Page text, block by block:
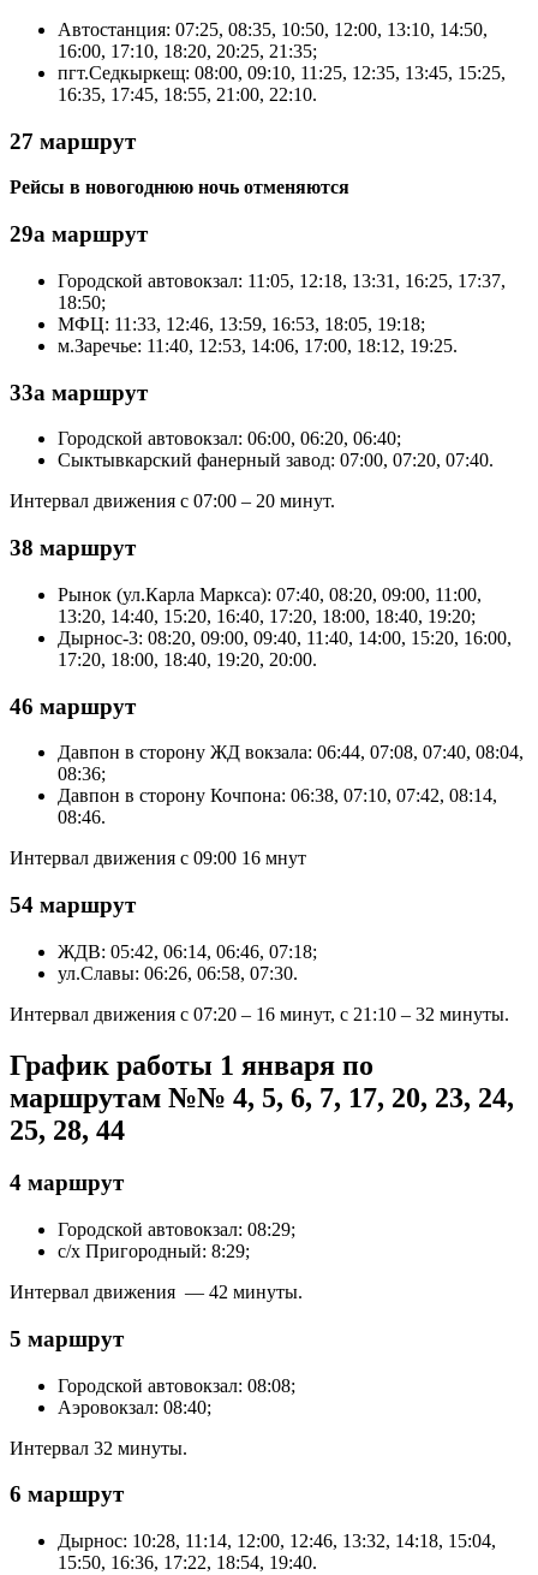
Автостанция: 07:25, 08:35, 10:50, 12:00, 13:10, 14:50,
16:00, 17:10, 18:20, 20:25, 21:35;
пгт.Седкыркещ: 08:00, 09:10, 11:25, 12:35, 13:45, 15:25,
16:35, 17:45, 18:55, 21:00, 22:10.
27 маршрут
Рейсы в новогоднюю ночь отменяются
29а маршрут
Городской автовокзал: 11:05, 12:18, 13:31, 16:25, 17:37,
18:50;
МФЦ: 11:33, 12:46, 13:59, 16:53, 18:05, 19:18;
м.Заречье: 11:40, 12:53, 14:06, 17:00, 18:12, 19:25.
33а маршрут
Городской автовокзал: 06:00, 06:20, 06:40;
Сыктывкарский фанерный завод: 07:00, 07:20, 07:40.
Интервал движения с 07:00 – 20 минут.
38 маршрут
Рынок (ул.Карла Маркса): 07:40, 08:20, 09:00, 11:00,
13:20, 14:40, 15:20, 16:40, 17:20, 18:00, 18:40, 19:20;
Дырнос-3: 08:20, 09:00, 09:40, 11:40, 14:00, 15:20, 16:00,
17:20, 18:00, 18:40, 19:20, 20:00.
46 маршрут
Давпон в сторону ЖД вокзала: 06:44, 07:08, 07:40, 08:04,
08:36;
Давпон в сторону Кочпона: 06:38, 07:10, 07:42, 08:14,
08:46.
Интервал движения с 09:00 16 мнут
54 маршрут
ЖДВ: 05:42, 06:14, 06:46, 07:18;
ул.Славы: 06:26, 06:58, 07:30.
Интервал движения с 07:20 – 16 минут, с 21:10 – 32 минуты.
График работы 1 января по
маршрутам №№ 4, 5, 6, 7, 17, 20, 23, 24,
25, 28, 44
4 маршрут
Городской автовокзал: 08:29;
с/х Пригородный: 8:29;
Интервал движения — 42 минуты.
5 маршрут
Городской автовокзал: 08:08;
Аэровокзал: 08:40;
Интервал 32 минуты.
6 маршрут
Дырнос: 10:28, 11:14, 12:00, 12:46, 13:32, 14:18, 15:04,
15:50, 16:36, 17:22, 18:54, 19:40.